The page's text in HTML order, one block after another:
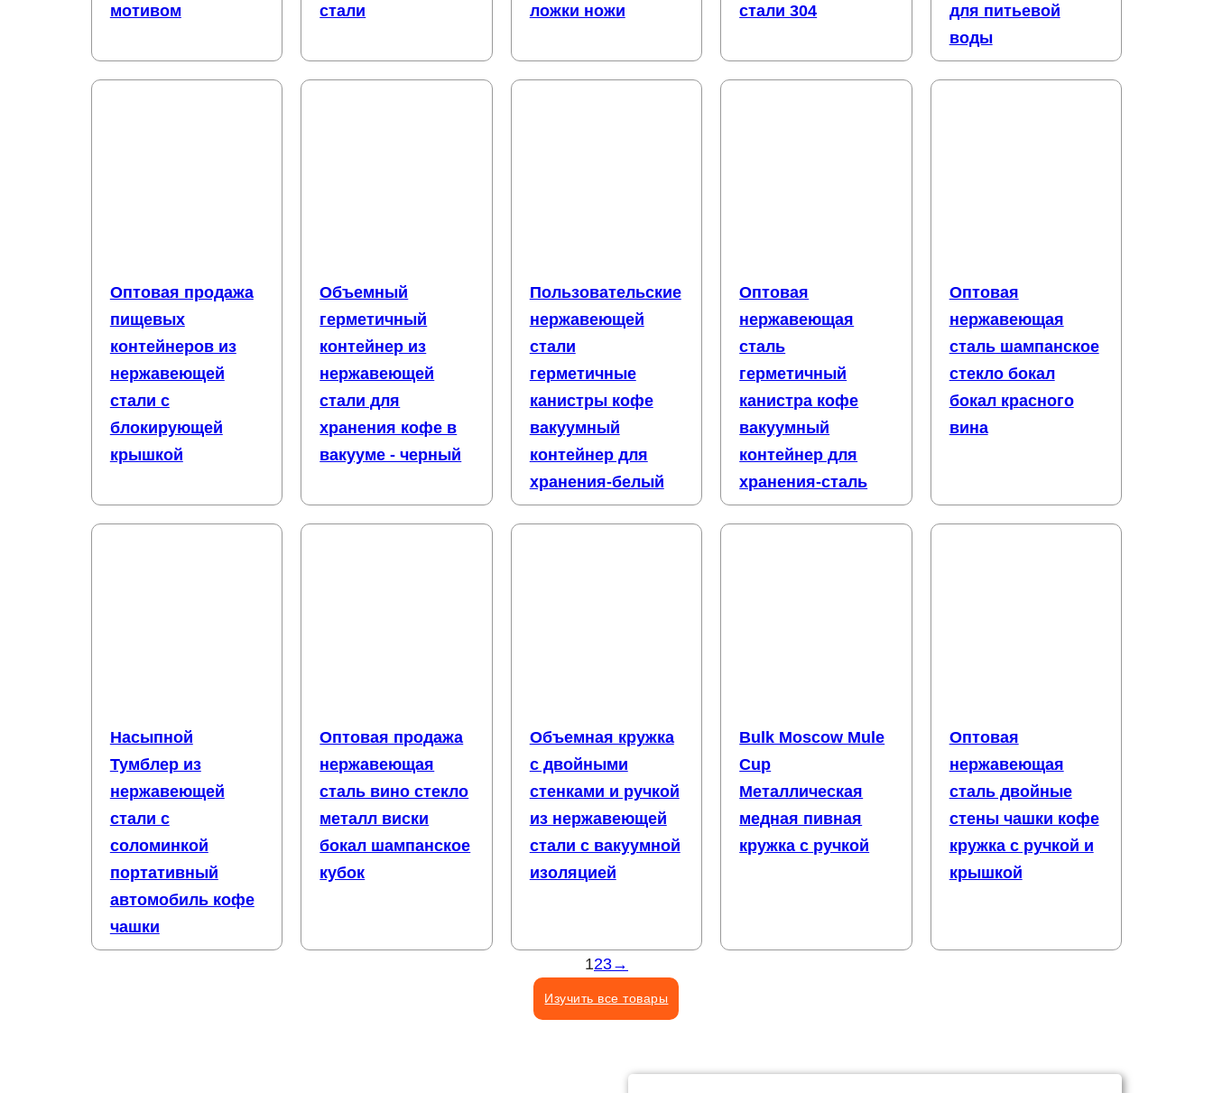
мотивом
стали
ложки ножи
стали 304
для питьевой
воды
Оптовая продажа
пищевых
контейнеров из
нержавеющей
стали с
блокирующей
крышкой
Объемный
герметичный
контейнер из
нержавеющей
стали для
хранения кофе в
вакууме - черный
Пользовательские
нержавеющей
стали
герметичные
канистры кофе
вакуумный
контейнер для
хранения-белый
Оптовая
нержавеющая
сталь
герметичный
канистра кофе
вакуумный
контейнер для
хранения-сталь
Оптовая
нержавеющая
сталь шампанское
стекло бокал
бокал красного
вина
Насыпной
Тумблер из
нержавеющей
стали с
соломинкой
портативный
автомобиль кофе
чашки
Оптовая продажа
нержавеющая
сталь вино стекло
металл виски
бокал шампанское
кубок
Объемная кружка
с двойными
стенками и ручкой
из нержавеющей
стали с вакуумной
изоляцией
Bulk Moscow Mule
Cup
Металлическая
медная пивная
кружка с ручкой
Оптовая
нержавеющая
сталь двойные
стены чашки кофе
кружка с ручкой и
крышкой
123→
Изучить все товары